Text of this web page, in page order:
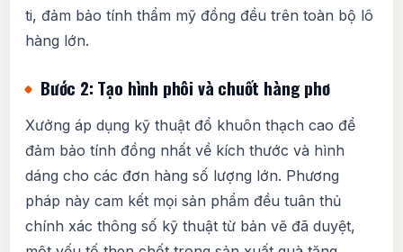
ti, đảm bảo tính thẩm mỹ đồng đều trên toàn bộ lô
hàng lớn.
Bước 2: Tạo hình phôi và chuốt hàng phơ
Xưởng áp dụng kỹ thuật đổ khuôn thạch cao để
đảm bảo tính đồng nhất về kích thước và hình
dáng cho các đơn hàng số lượng lớn. Phương
pháp này cam kết mọi sản phẩm đều tuân thủ
chính xác thông số kỹ thuật từ bản vẽ đã duyệt,